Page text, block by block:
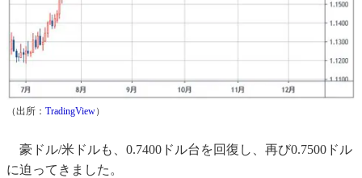
（出所： TradingView）
豪ドル/米ドルも、0.7400ドル台を回復し、再び0.7500ドル
に迫ってきました。